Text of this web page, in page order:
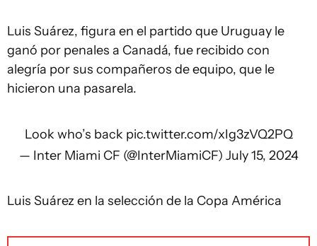
Luis Suárez, figura en el partido que Uruguay le
ganó por penales a Canadá, fue recibido con
alegría por sus compañeros de equipo, que le
hicieron una pasarela.
Look who’s back pic.twitter.com/xIg3zVQ2PQ
— Inter Miami CF (@InterMiamiCF) July 15, 2024
Luis Suárez en la selección de la Copa América